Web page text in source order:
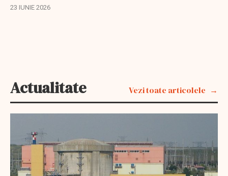
scadente de 12 miliarde lei.
23 IUNIE 2026
Actualitate Vezi toate articolele